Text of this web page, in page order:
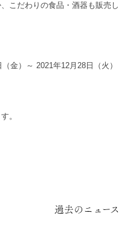
こだわりの食品・酒器も販売し
金）～ 2021年12月28日（火）
。
過去のニュース